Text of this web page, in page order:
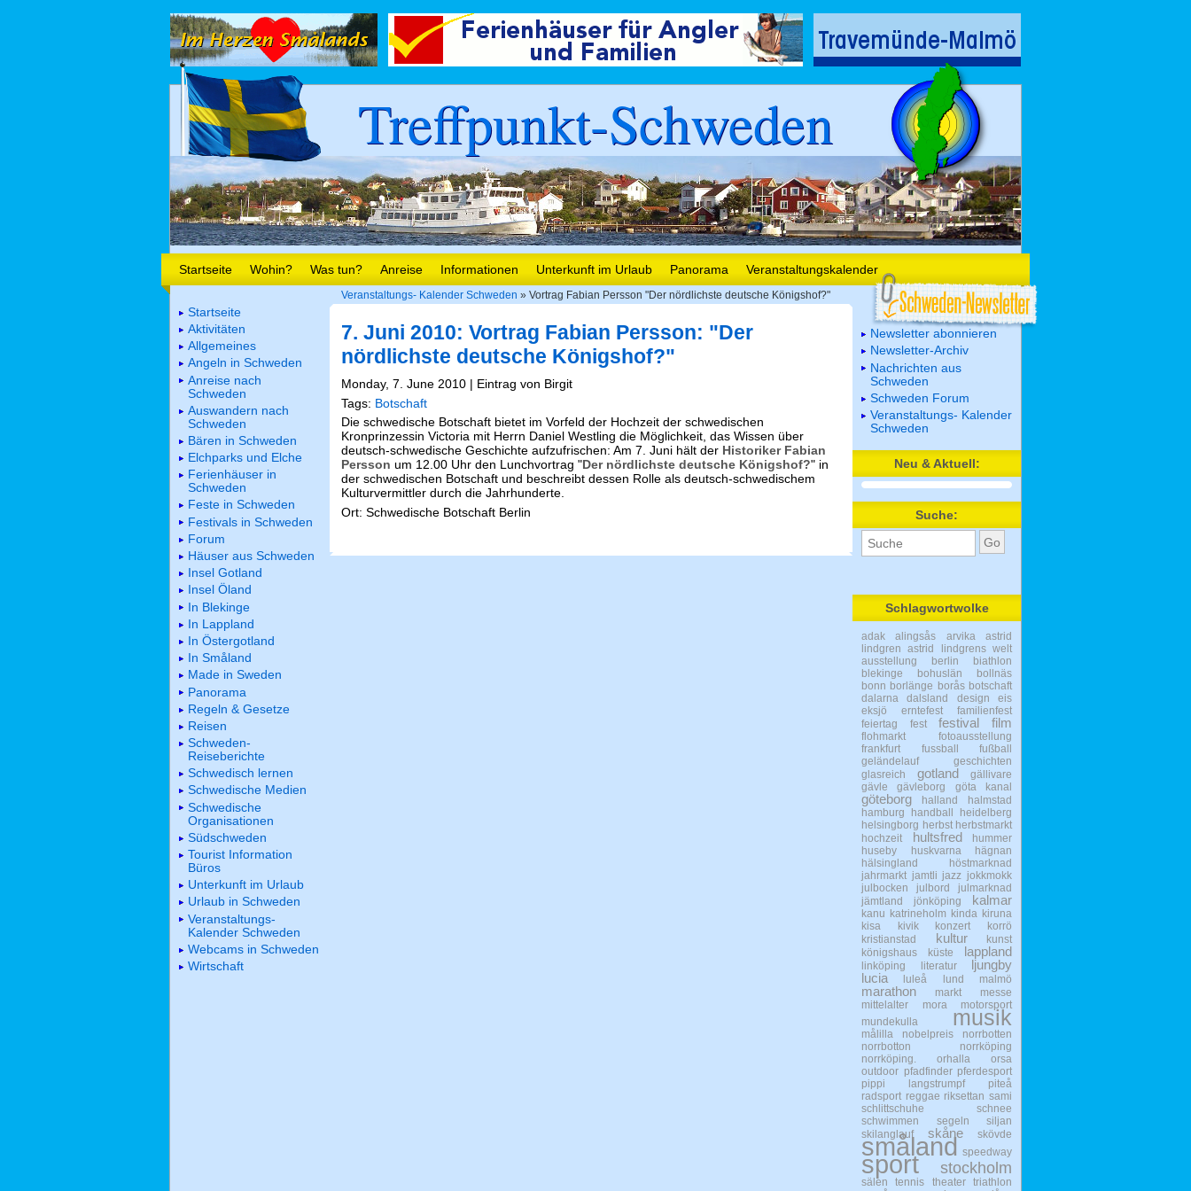
Treffpunkt-Schweden
Startseite Wohin? Was tun? Anreise Informationen Unterkunft im Urlaub Panorama Veranstaltungskalender
Veranstaltungs- Kalender Schweden » Vortrag Fabian Persson "Der nördlichste deutsche Königshof?"
7. Juni 2010: Vortrag Fabian Persson: "Der
nördlichste deutsche Königshof?"
Monday, 7. June 2010 | Eintrag von Birgit
Tags: Botschaft
Die schwedische Botschaft bietet im Vorfeld der Hochzeit der schwedischen
Kronprinzessin Victoria mit Herrn Daniel Westling die Möglichkeit, das Wissen über
deutsch-schwedische Geschichte aufzufrischen: Am 7. Juni hält der Historiker Fabian
Persson um 12.00 Uhr den Lunchvortrag "Der nördlichste deutsche Königshof?" in
der schwedischen Botschaft und beschreibt dessen Rolle als deutsch-schwedischem
Kulturvermittler durch die Jahrhunderte.
Ort: Schwedische Botschaft Berlin
Startseite
Aktivitäten
Allgemeines
Angeln in Schweden
Anreise nach
Schweden
Auswandern nach
Schweden
Bären in Schweden
Elchparks und Elche
Ferienhäuser in
Schweden
Feste in Schweden
Festivals in Schweden
Forum
Häuser aus Schweden
Insel Gotland
Insel Öland
In Blekinge
In Lappland
In Östergotland
In Småland
Made in Sweden
Panorama
Regeln & Gesetze
Reisen
Schweden-
Reiseberichte
Schwedisch lernen
Schwedische Medien
Schwedische
Organisationen
Südschweden
Tourist Information
Büros
Unterkunft im Urlaub
Urlaub in Schweden
Veranstaltungs-
Kalender Schweden
Webcams in Schweden
Wirtschaft
Newsletter abonnieren
Newsletter-Archiv
Nachrichten aus
Schweden
Schweden Forum
Veranstaltungs- Kalender
Schweden
Neu & Aktuell:
Suche:
Schlagwortwolke
adak alingsås arvika
astrid
lindgren
astrid lindgrens welt
ausstellung
berlin
biathlon
blekinge
bohuslän
bollnäs
bonn borlänge borås botschaft
dalarna
dalsland design
eis
eksjö
erntefest
familienfest
feiertag
fest festival film
flohmarkt
fotoausstellung
frankfurt
fussball
fußball
geländelauf
geschichten
glasreich
gotland
gällivare
gävle
gävleborg göta kanal
göteborg halland
halmstad
hamburg
handball
heidelberg
helsingborg herbst herbstmarkt
hochzeit
hultsfred
hummer
huseby
huskvarna
hägnan
hälsingland
höstmarknad
jahrmarkt jamtli jazz jokkmokk
julbocken
julbord
julmarknad
jämtland
jönköping kalmar
kanu katrineholm kinda
kiruna
kisa
kivik konzert
korrö
kristianstad
kultur
kunst
königshaus
küste lappland
linköping literatur
ljungby
lucia
luleå lund malmö
marathon markt
messe
mittelalter
mora
motorsport
mundekulla
musik
målilla nobelpreis
norrbotten
norrbotton
norrköping
norrköping.
orhalla
orsa
outdoor pfadfinder pferdesport
pippi langstrumpf
piteå
radsport reggae riksettan sami
schlittschuhe
schnee
schwimmen
segeln
siljan
skilanglauf
skåne skövde
småland speedway
sport stockholm
sälen tennis theater
triathlon